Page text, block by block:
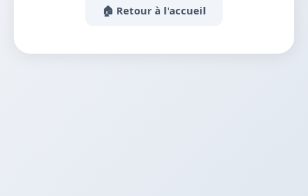
🏠 Retour à l'accueil